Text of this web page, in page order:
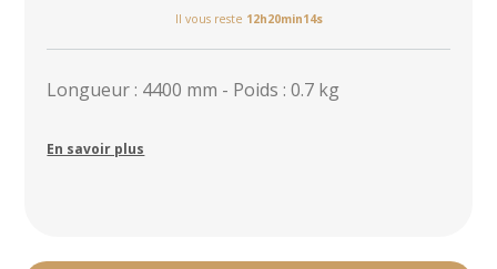
Il vous reste 12h20min13s
Longueur : 4400 mm - Poids : 0.7 kg
En savoir plus